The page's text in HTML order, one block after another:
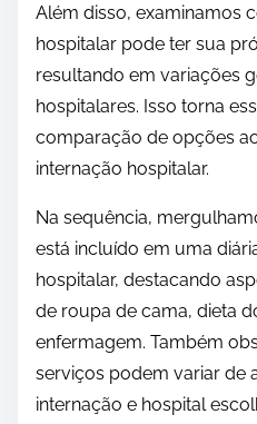
Além disso, examinamos
hospitalar pode ter sua
resultando em variações
hospitalares. Isso torna
comparação de opções
internação hospitalar.
Na sequência,
está incluído em uma
hospitalar, destacando
de roupa de cama, dieta
enfermagem. Também
serviços podem variar de
internação e hospital